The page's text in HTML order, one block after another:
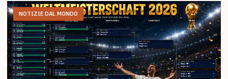
NOTIZIE DAL MONDO